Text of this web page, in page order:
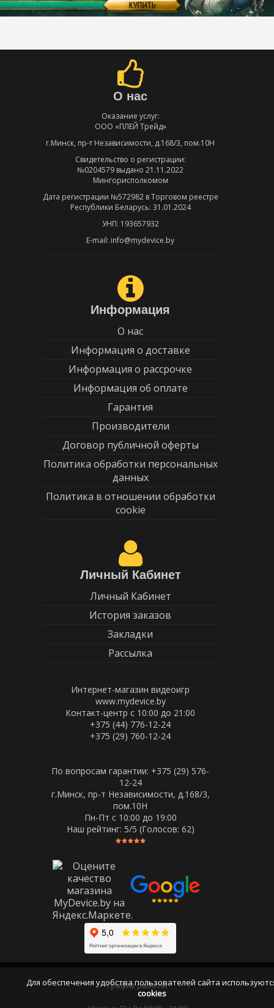
О нас
Оказание услуг:
ООО «ПЛЕЙ Трейд»
г.Минск, пр-т Независимости, д.168/3, пом.10Н
Свидетельство о регистрации:
№0204579 выдано 21.11.2022
Мингорисполкомом
Дата регистрации №572982 в Торговом реестре
Республики Беларусь: 31.01.2024
УНП: 193657932
E-mail: info@mydevice.by
Информация
О нас
Информация о доставке
Информация о рассрочке
Информация об оплате
Гарантия
Производители
Договор публичной оферты
Политика обработки персональных
данных
Политика в отношении обработки
cookie
Личный Кабинет
Личный Кабинет
История заказов
Закладки
Рассылка
Интернет-магазин видеоигр
www.mydevice.by
Контакт-центр с 10:00 до 21:00
+375 (44) 776-12-24
+375 (29) 760-12-24
По вопросам гарантии: +375 (29) 576-
12-24
г.Минск, пр-т Независимости, д.168/3,
пом.10Н
Пн-Пт c 10:00 до 19:00
Наш рейтинг: 5/5 (Голосов: 62)
График работы
Для обеспечения удобства пользователей сайта
cookies